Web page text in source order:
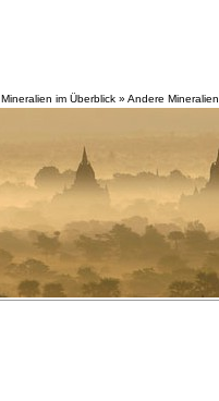
Mineralien im Überblick » Andere Mineralien